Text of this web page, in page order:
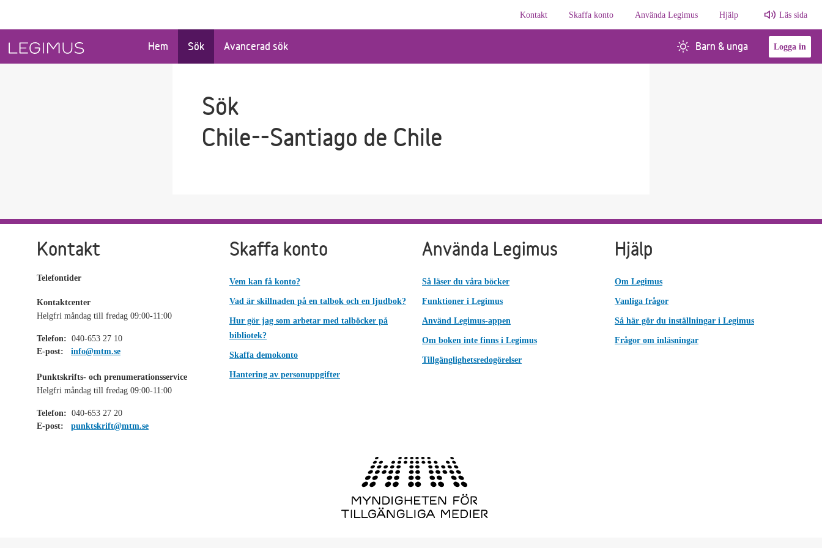
Kontakt
Skaffa konto Använda Legimus Hjälp Läs sida
Hem Sök Avancerad sök Barn & unga Logga in
Sök
Chile--Santiago de Chile
Kontakt
Telefontider
Kontaktcenter
Helgfri måndag till fredag 09:00-11:00
Telefon: 040-653 27 10
E-post:
info@mtm.se
Punktskrifts- och prenumerationsservice
Helgfri måndag till fredag 09:00-11:00
Telefon: 040-653 27 20
E-post:
punktskrift@mtm.se
Skaffa konto
Vem kan få konto?
Vad är skillnaden på en talbok och en ljudbok?
Hur gör jag som arbetar med talböcker på
bibliotek?
Skaffa demokonto
Hantering av personuppgifter
Använda Legimus
Så läser du våra böcker
Funktioner i Legimus
Använd Legimus-appen
Om boken inte finns i Legimus
Tillgänglighetsredogörelser
Hjälp
Om Legimus
Vanliga frågor
Så här gör du inställningar i Legimus
Frågor om inläsningar